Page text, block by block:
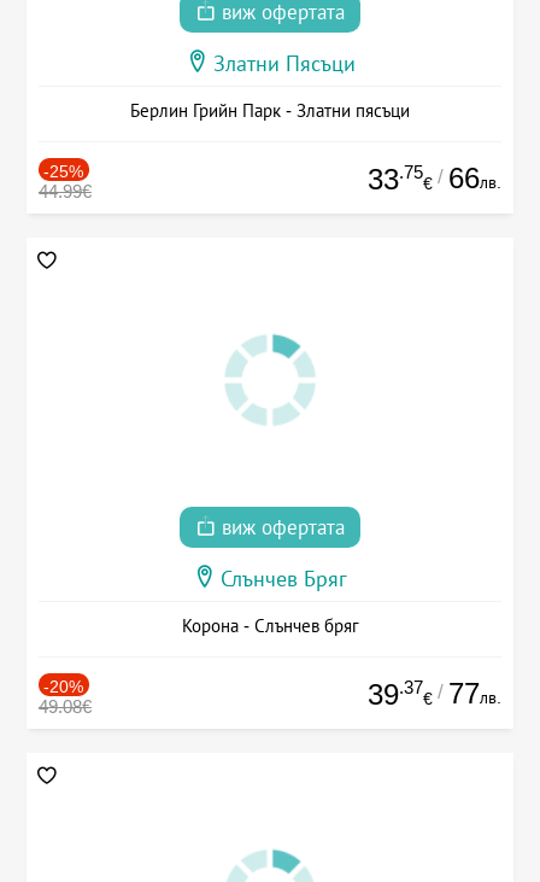
виж офертата
Златни Пясъци
Берлин Грийн Парк - Златни пясъци
-25%
44.99€ 33.75
€ / 66лв.
виж офертата
Слънчев Бряг
Корона - Слънчев бряг
-20%
49.08€ 39.37
€ / 77лв.